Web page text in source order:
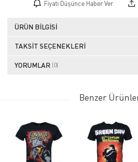
Fiyatı Düşünce Haber Ver
ÜRÜN BILGISI
TAKSIT SEÇENEKLERI
YORUMLAR (0)
Benzer